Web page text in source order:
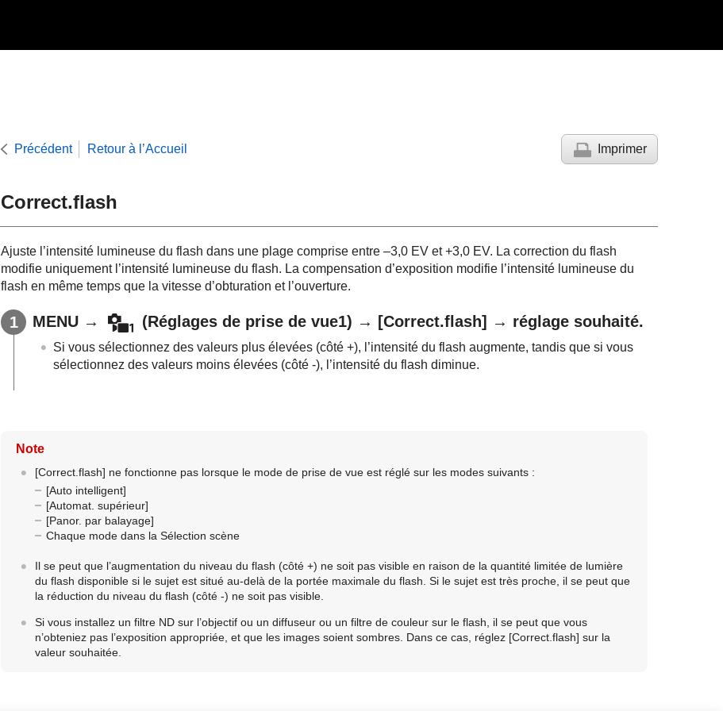
Précédent Retour à l’Accueil Imprimer
Correct.flash
Ajuste l’intensité lumineuse du flash dans une plage comprise entre –3,0 EV et +3,0 EV. La correction du flash
modifie uniquement l’intensité lumineuse du flash. La compensation d’exposition modifie l’intensité lumineuse du
flash en même temps que la vitesse d’obturation et l’ouverture.
MENU → (Réglages de prise de vue1) → [Correct.flash] → réglage souhaité.
Si vous sélectionnez des valeurs plus élevées (côté +), l’intensité du flash augmente, tandis que si vous
sélectionnez des valeurs moins élevées (côté -), l’intensité du flash diminue.
Note
[Correct.flash] ne fonctionne pas lorsque le mode de prise de vue est réglé sur les modes suivants :
[Auto intelligent]
[Automat. supérieur]
[Panor. par balayage]
Chaque mode dans la Sélection scène
Il se peut que l’augmentation du niveau du flash (côté +) ne soit pas visible en raison de la quantité limitée de lumière
du flash disponible si le sujet est situé au-delà de la portée maximale du flash. Si le sujet est très proche, il se peut que
la réduction du niveau du flash (côté -) ne soit pas visible.
Si vous installez un filtre ND sur l’objectif ou un diffuseur ou un filtre de couleur sur le flash, il se peut que vous
n’obteniez pas l’exposition appropriée, et que les images soient sombres. Dans ce cas, réglez [Correct.flash] sur la
valeur souhaitée.